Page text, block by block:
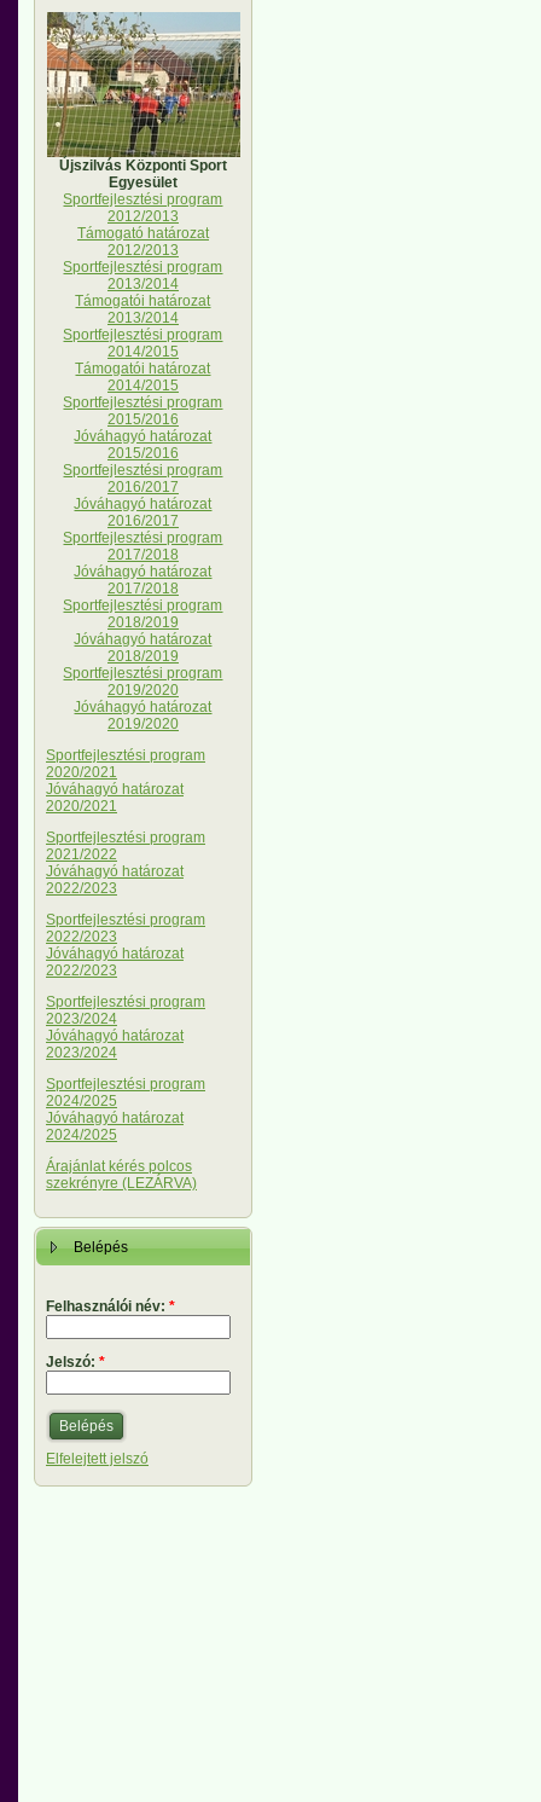
Újszilvás Központi Sport
Egyesület
Sportfejlesztési program
2012/2013
Támogató határozat
2012/2013
Sportfejlesztési program
2013/2014
Támogatói határozat
2013/2014
Sportfejlesztési program
2014/2015
Támogatói határozat
2014/2015
Sportfejlesztési program
2015/2016
Jóváhagyó határozat
2015/2016
Sportfejlesztési program
2016/2017
Jóváhagyó határozat
2016/2017
Sportfejlesztési program
2017/2018
Jóváhagyó határozat
2017/2018
Sportfejlesztési program
2018/2019
Jóváhagyó határozat
2018/2019
Sportfejlesztési program
2019/2020
Jóváhagyó határozat
2019/2020
Sportfejlesztési program
2020/2021
Jóváhagyó határozat
2020/2021
Sportfejlesztési program
2021/2022
Jóváhagyó határozat
2022/2023
Sportfejlesztési program
2022/2023
Jóváhagyó határozat
2022/2023
Sportfejlesztési program
2023/2024
Jóváhagyó határozat
2023/2024
Sportfejlesztési program
2024/2025
Jóváhagyó határozat
2024/2025
Árajánlat kérés polcos
szekrényre (LEZÁRVA)
Belépés
Felhasználói név: *
Jelszó: *
Elfelejtett jelszó